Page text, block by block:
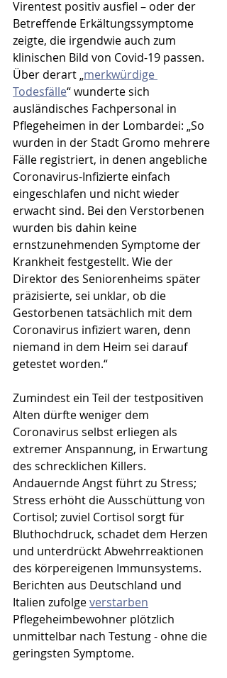
Virentest positiv ausfiel – oder der
Betreffende Erkältungssymptome
zeigte, die irgendwie auch zum
klinischen Bild von Covid-19 passen.
Über derart „merkwürdige
Todesfälle“ wunderte sich
ausländisches Fachpersonal in
Pflegeheimen in der Lombardei: „So
wurden in der Stadt Gromo mehrere
Fälle registriert, in denen angebliche
Coronavirus-Infizierte einfach
eingeschlafen und nicht wieder
erwacht sind. Bei den Verstorbenen
wurden bis dahin keine
ernstzunehmenden Symptome der
Krankheit festgestellt. Wie der
Direktor des Seniorenheims später
präzisierte, sei unklar, ob die
Gestorbenen tatsächlich mit dem
Coronavirus infiziert waren, denn
niemand in dem Heim sei darauf
getestet worden.“
Zumindest ein Teil der testpositiven
Alten dürfte weniger dem
Coronavirus selbst erliegen als
extremer Anspannung, in Erwartung
des schrecklichen Killers.
Andauernde Angst führt zu Stress;
Stress erhöht die Ausschüttung von
Cortisol; zuviel Cortisol sorgt für
Bluthochdruck, schadet dem Herzen
und unterdrückt Abwehrreaktionen
des körpereigenen Immunsystems.
Berichten aus Deutschland und
Italien zufolge verstarben
Pflegeheimbewohner plötzlich
unmittelbar nach Testung - ohne die
geringsten Symptome.